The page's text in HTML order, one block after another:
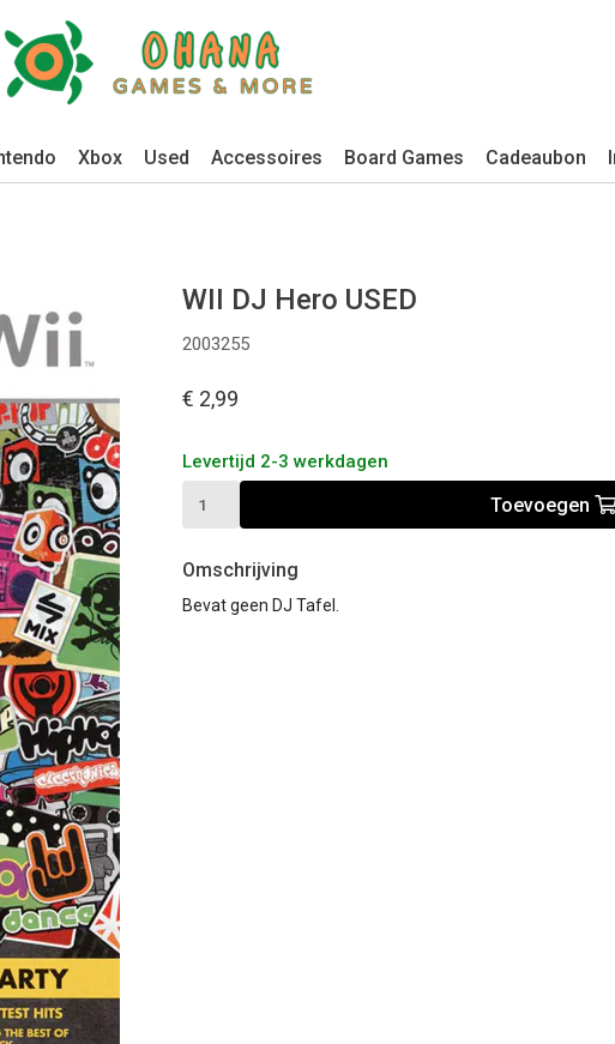
Xbox Used Accessoires Board Games Cadeaubon
WII DJ Hero USED
2003255
€ 2,99
Levertijd 2-3 werkdagen
Toevoegen
Omschrijving
Bevat geen DJ Tafel.